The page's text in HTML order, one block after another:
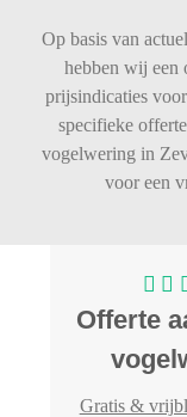
Op basis van
hebben wij een
prijsindicaties
specifieke
vogelwering in
voor een
Offerte
Gratis &